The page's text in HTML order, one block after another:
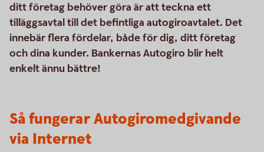
ditt företag behöver göra är att teckna ett
tilläggsavtal till det befintliga autogiroavtalet. Det
innebär flera fördelar, både för dig, ditt företag
och dina kunder. Bankernas Autogiro blir helt
enkelt ännu bättre!
Så fungerar Autogiromedgivande
via Internet